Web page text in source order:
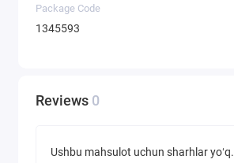
Package Code
1345593
Reviews 0
Ushbu mahsulot uchun sharhlar yoʻq.